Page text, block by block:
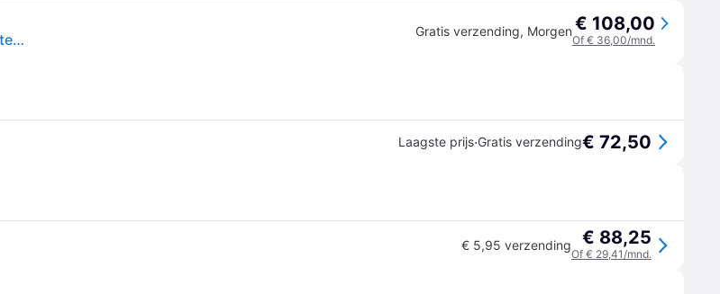
Armani Eau De Parfum Mannen Armani - Stronger With You Intensely Eau De Parfum Mannen - 100 ML Gratis verzending, Morgen € 108,00
Of € 36,00/mnd.
Laagste prijs·Gratis verzending€ 72,50
€ 5,95 verzending € 88,25
Of € 29,41/mnd.